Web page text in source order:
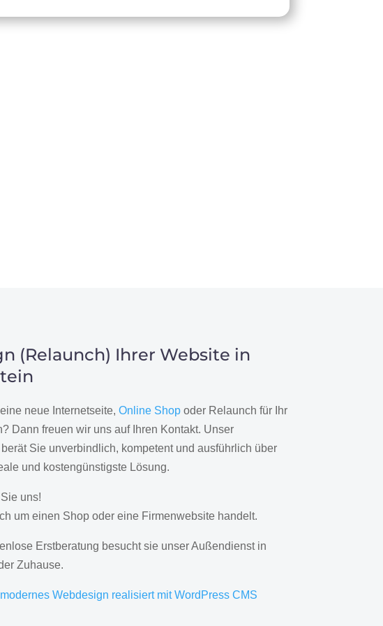
(Relaunch) Ihrer Website in
neue Internetseite, Online Shopoder Relaunch für Ihr
Dann freuen wir uns auf Ihren Kontakt. Unser
Sie unverbindlich, kompetent und ausführlich über
und kostengünstigste Lösung.
Sie uns!
um einen Shop oder eine Firmenwebsite handelt.
Erstberatung besucht sie unser Außendienst in
Zuhause.
Webdesign realisiert mit WordPress CMS